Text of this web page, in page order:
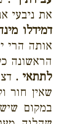
את ניבעי
דמידלו
אותה הרי
הראשונה
לתתאי .
שאין חור
במקום